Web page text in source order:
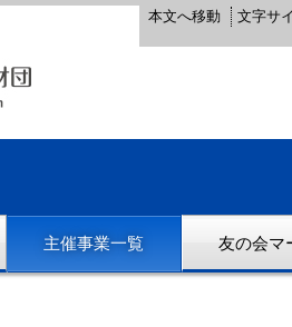
本文へ移動 文字サ
主催事業一覧 友の会マ